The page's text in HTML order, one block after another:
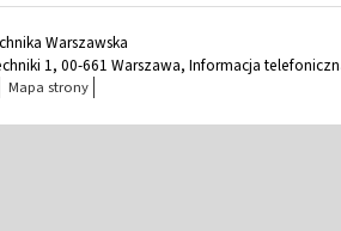
Warszawska
1, 00-661 Warszawa, Informacja
Mapa strony